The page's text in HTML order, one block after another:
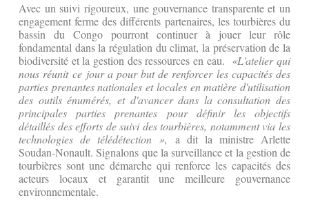
Avec un suivi rigoureux, une gouvernance transparente et un
engagement ferme des différents partenaires, les tourbières du
bassin du Congo pourront continuer à jouer leur rôle
fondamental dans la régulation du climat, la préservation de la
biodiversité et la gestion des ressources en eau. «L'atelier qui
nous réunit ce jour a pour but de renforcer les capacités des
parties prenantes nationales et locales en matière d'utilisation
des outils énumérés, et d'avancer dans la consultation des
principales parties prenantes pour définir les objectifs
détaillés des efforts de suivi des tourbières, notamment via les
technologies de télédétection »,
a dit la ministre Arlette
Soudan-Nonault. Signalons que la surveillance et la gestion de
tourbières sont une démarche qui renforce les capacités des
acteurs locaux et garantit une meilleure gouvernance
environnementale.